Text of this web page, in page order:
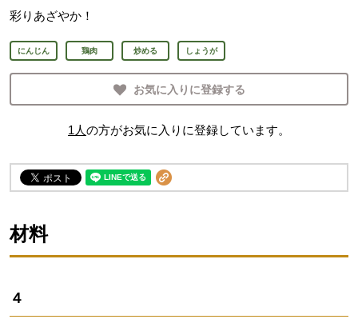
彩りあざやか！
にんじん 鶏肉 炒める しょうが
お気に入りに登録する
1 人の方がお気に入りに登録しています。
材料
４